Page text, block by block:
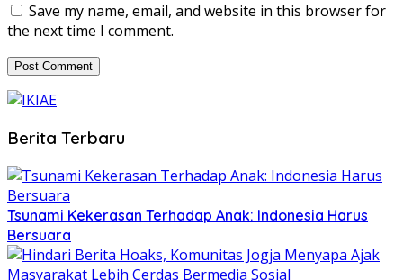
Save my name, email, and website in this browser for
the next time I comment.
Berita Terbaru
Tsunami Kekerasan Terhadap Anak: Indonesia Harus
Bersuara